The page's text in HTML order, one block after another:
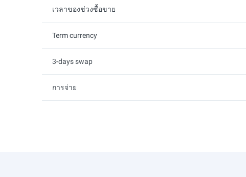
เวลาของช่วงซื้อขาย
Term currency
3-days swap
การจ่าย